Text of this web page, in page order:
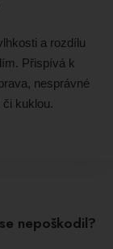
a rozdílu
Přispívá k
nesprávné
kuklou.
nepoškodil?